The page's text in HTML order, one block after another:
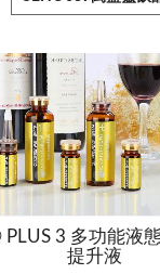
PLUS 3 多功能液
提升液